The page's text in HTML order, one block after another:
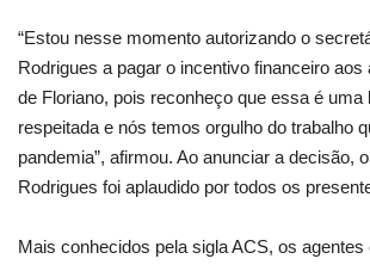
“Estou nesse momento autorizando o
Rodrigues a pagar o incentivo financeiro aos
de Floriano, pois reconheço que essa é uma
respeitada e nós temos orgulho do trabalho
pandemia”, afirmou. Ao anunciar a decisão,
Rodrigues foi aplaudido por todos os
Mais conhecidos pela sigla ACS, os